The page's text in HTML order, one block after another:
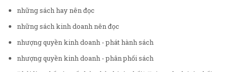
những sách hay nên đọc
những sách kinh doanh nên đọc
nhượng quyền kinh doanh - phát hành sách
nhượng quyền kinh doanh - phân phối sách